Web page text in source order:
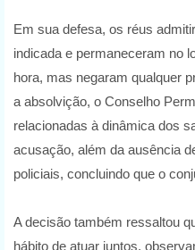
Em sua defesa, os réus
indicada e permaneceram no
hora, mas negaram qualquer
a absolvição, o Conselho
relacionadas à dinâmica dos
acusação, além da ausência
policiais, concluindo que o
A decisão também ressaltou
hábito de atuar juntos,